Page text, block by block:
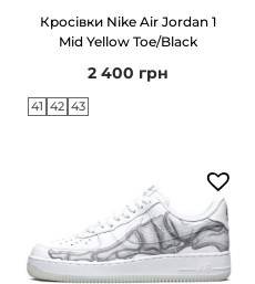
s
t
e
k
к
Кросівки Nike Air Jordan 1
Mid Yellow Toe/Black
2 400 грн
41 42 43